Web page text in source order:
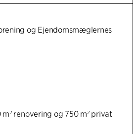
og Ejendomsmæglernes
m² renovering og 750 m² privat